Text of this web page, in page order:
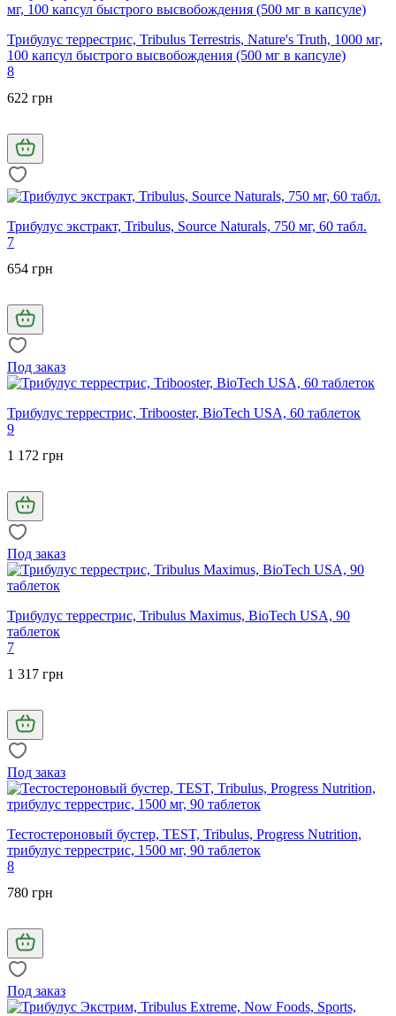
Трибулус террестрис, Tribulus Terrestris, Nature's Truth, 1000 мг,
100 капсул быстрого высвобождения (500 мг в капсуле)
8
622 грн
Трибулус экстракт, Tribulus, Source Naturals, 750 мг, 60 табл.
7
654 грн
Под заказ
Трибулус террестрис, Tribooster, BioTech USA, 60 таблеток
9
1 172 грн
Под заказ
Трибулус террестрис, Tribulus Maximus, BioTech USA, 90
таблеток
7
1 317 грн
Под заказ
Тестостероновый бустер, TEST, Tribulus, Progress Nutrition,
трибулус террестрис, 1500 мг, 90 таблеток
8
780 грн
Под заказ